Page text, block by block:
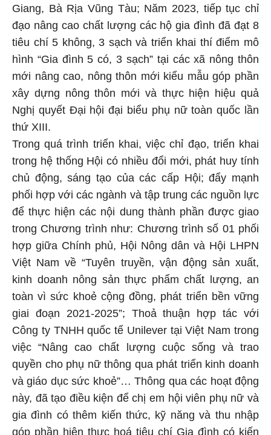
Giang, Bà Rịa Vũng Tàu; Năm 2023, tiếp tục chỉ
đạo nâng cao chất lượng các hộ gia đình đã đạt 8
tiêu chí 5 không, 3 sạch và triển khai thí điểm mô
hình “Gia đình 5 có, 3 sạch” tại các xã nông thôn
mới nâng cao, nông thôn mới kiểu mẫu góp phần
xây dựng nông thôn mới và thực hiện hiệu quả
Nghị quyết Đại hội đại biểu phụ nữ toàn quốc lần
thứ XIII.
Trong quá trình triển khai, việc chỉ đạo, triển khai
trong hệ thống Hội có nhiều đổi mới, phát huy tính
chủ động, sáng tạo của các cấp Hội; đẩy mạnh
phối hợp với các ngành và tập trung các nguồn lực
để thực hiện các nội dung thành phần được giao
trong Chương trình như: Chương trình số 01 phối
hợp giữa Chính phủ, Hội Nông dân và Hội LHPN
Việt Nam về “Tuyên truyền, vận động sản xuất,
kinh doanh nông sản thực phẩm chất lượng, an
toàn vì sức khoẻ cộng đồng, phát triển bền vững
giai đoạn 2021-2025”; Thoả thuận hợp tác với
Công ty TNHH quốc tế Unilever tại Việt Nam trong
việc “Nâng cao chất lượng cuộc sống và trao
quyền cho phụ nữ thông qua phát triển kinh doanh
và giáo dục sức khoẻ”… Thông qua các hoạt động
này, đã tạo điều kiện để chị em hội viên phụ nữ và
gia đình có thêm kiến thức, kỹ năng và thu nhập